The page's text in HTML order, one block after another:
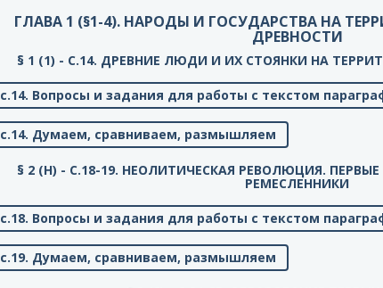
ГЛАВА 1 (§1-4). НАРОДЫ И ГОСУДАРСТВА НА
ДРЕВНОСТИ
§ 1 (1) - C.14. ДРЕВНИЕ ЛЮДИ И ИХ СТОЯНКИ НА
с.14. Вопросы и задания для работы с текстом
с.14. Думаем, сравниваем, размышляем
§ 2 (Н) - C.18-19. НЕОЛИТИЧЕСКАЯ РЕВОЛЮЦИЯ.
РЕМЕСЛЕННИКИ
с.18. Вопросы и задания для работы с текстом
с.19. Думаем, сравниваем, размышляем